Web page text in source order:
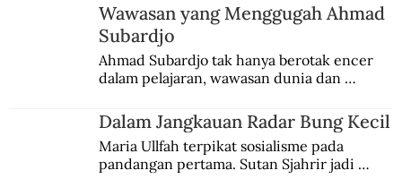
Daendels Hukum Mati Pelaku Korupsi
Wawasan yang Menggugah Ahmad
Subardjo
Ahmad Subardjo tak hanya berotak encer
dalam pelajaran, wawasan dunia dan
Jules Verne, Multatuli, hingga Sun Yat-sen.
Dalam Jangkauan Radar Bung Kecil
Maria Ullfah terpikat sosialisme pada
pandangan pertama. Sutan Sjahrir jadi